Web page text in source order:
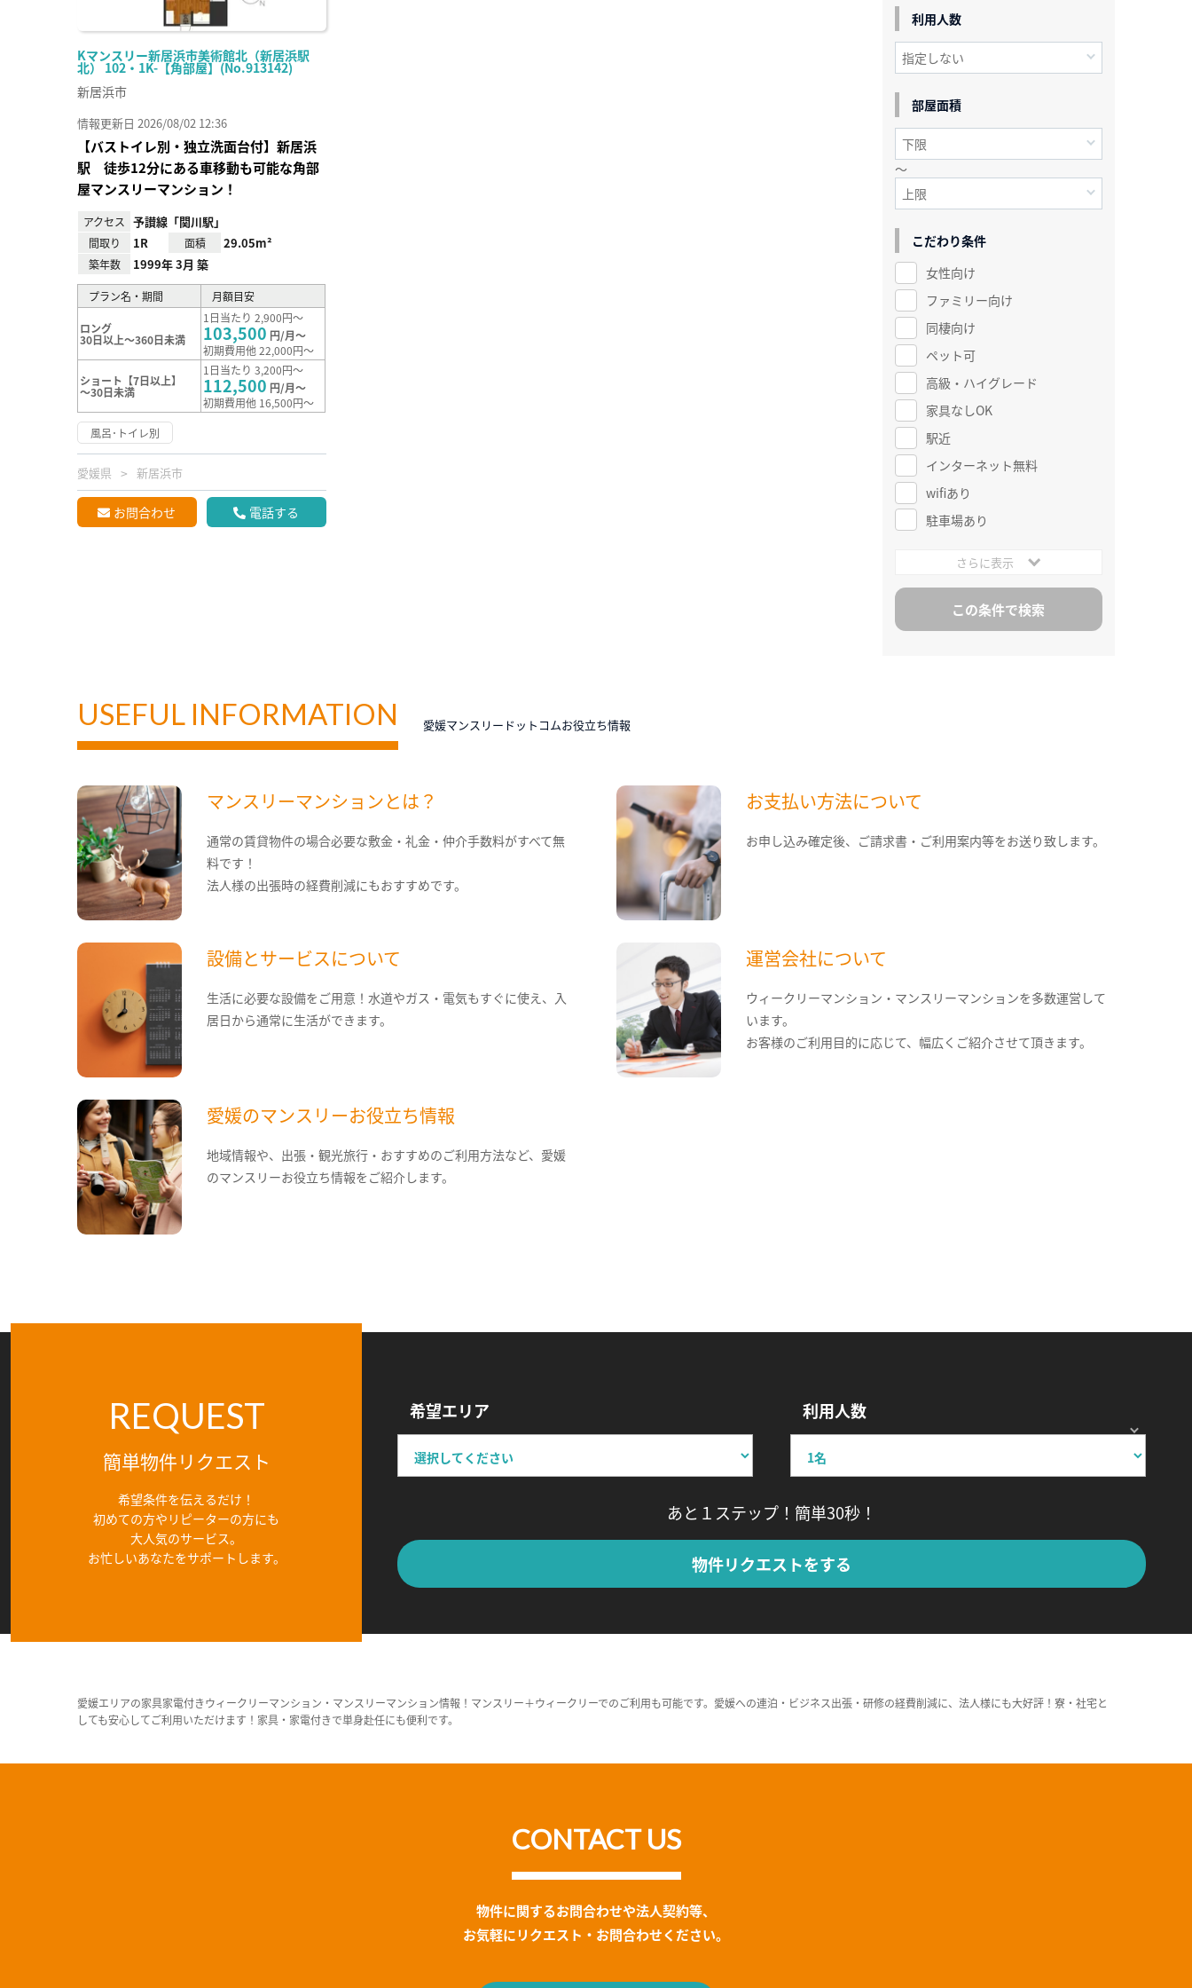
Kマンスリー新居浜市美術館北（新居浜駅
北） 102・1K-【角部屋】(No.913142)
新居浜市
情報更新日 2026/08/02 12:36
【バストイレ別・独立洗面台付】新居浜
駅 徒歩12分にある車移動も可能な角部
屋マンスリーマンション！
アクセス 予讃線「関川駅」
間取り 1R 面積 29.05m²
築年数 1999年 3月 築
プラン名・期間 月額目安
ロング
30日以上～360日未満
1日当たり 2,900円～
103,500 円/月～
初期費用他 22,000円～
ショート【7日以上】
～30日未満
1日当たり 3,200円～
112,500 円/月～
初期費用他 16,500円～
風呂･トイレ別
愛媛県 新居浜市
お問合わせ 電話する
利用人数
部屋面積
～
こだわり条件
女性向け
ファミリー向け
同棲向け
ペット可
高級・ハイグレード
家具なしOK
駅近
インターネット無料
wifiあり
駐車場あり
さらに表示
USEFUL INFORMATION 愛媛マンスリードットコムお役立ち情報
マンスリーマンションとは？
通常の賃貸物件の場合必要な敷金・礼金・仲介手数料がすべて無
料です！
法人様の出張時の経費削減にもおすすめです。
お支払い方法について
お申し込み確定後、ご請求書・ご利用案内等をお送り致します。
設備とサービスについて
生活に必要な設備をご用意！水道やガス・電気もすぐに使え、入
居日から通常に生活ができます。
運営会社について
ウィークリーマンション・マンスリーマンションを多数運営して
います。
お客様のご利用目的に応じて、幅広くご紹介させて頂きます。
愛媛のマンスリーお役立ち情報
地域情報や、出張・観光旅行・おすすめのご利用方法など、愛媛
のマンスリーお役立ち情報をご紹介します。
REQUEST
簡単物件リクエスト
希望条件を伝えるだけ！
初めての方やリピーターの方にも
大人気のサービス。
お忙しいあなたをサポートします。
希望エリア 利用人数
あと１ステップ！簡単30秒！
物件リクエストをする
愛媛エリアの家具家電付きウィークリーマンション・マンスリーマンション情報！マンスリー＋ウィークリーでのご利用も可能です。愛媛への連泊・ビジネス出張・研修の経費削減に、法人様にも大好評！寮・社宅と
しても安心してご利用いただけます！家具・家電付きで単身赴任にも便利です。
CONTACT US
物件に関するお問合わせや法人契約等、
お気軽にリクエスト・お問合わせください。